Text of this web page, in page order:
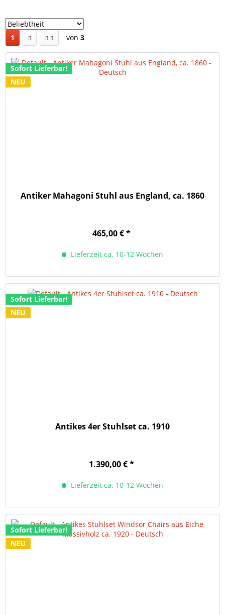
1 von 3
Sofort Lieferbar!
NEU
Antiker Mahagoni Stuhl aus England, ca. 1860
465,00 € *
Lieferzeit ca. 10-12 Wochen
Sofort Lieferbar!
NEU
Antikes 4er Stuhlset ca. 1910
1.390,00 € *
Lieferzeit ca. 10-12 Wochen
Sofort Lieferbar!
NEU